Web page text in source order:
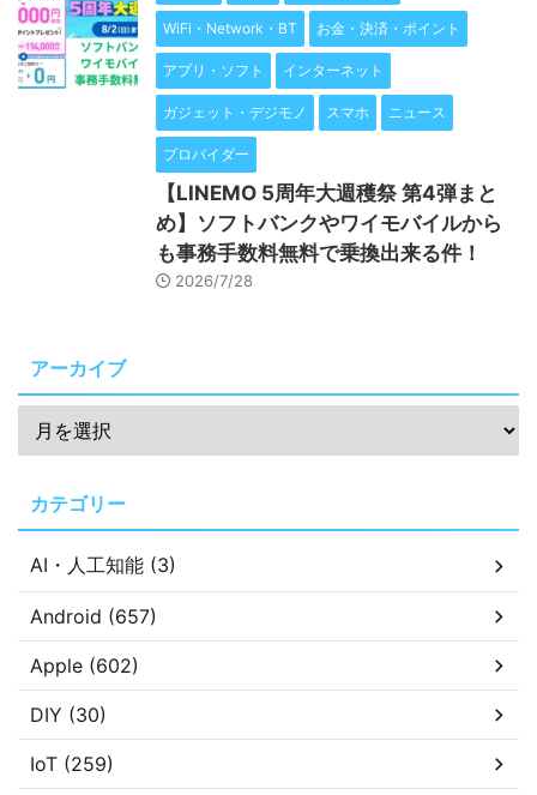
WiFi・Network・BT お金・決済・ポイント
アプリ・ソフト インターネット
ガジェット・デジモノ スマホ ニュース
プロバイダー
【LINEMO 5周年大週穫祭 第4弾まと
め】ソフトバンクやワイモバイルから
も事務手数料無料で乗換出来る件！
2026/7/28
アーカイブ
カテゴリー
AI・人工知能 (3)
Android (657)
Apple (602)
DIY (30)
IoT (259)